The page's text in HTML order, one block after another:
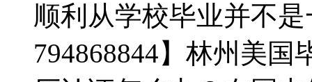
顺利从学校毕业并不
794868844】林州美